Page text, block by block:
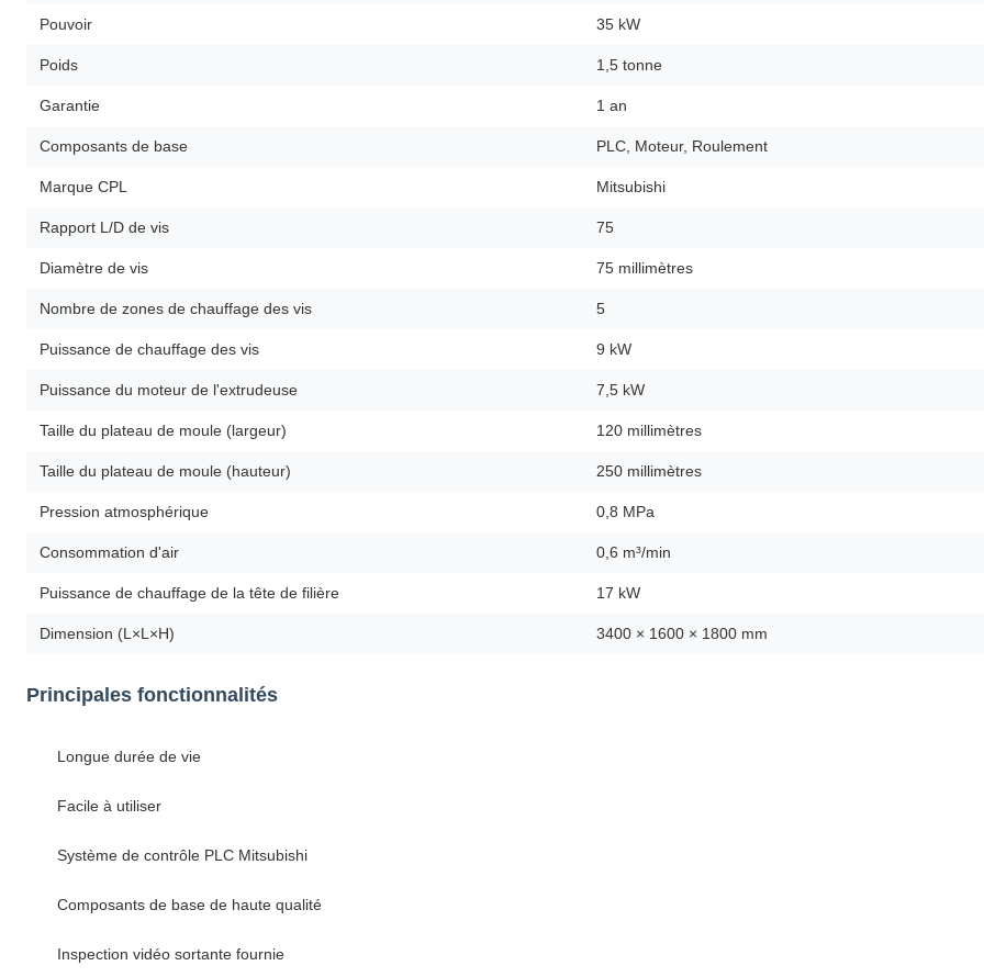
Pouvoir 35 kW
Poids 1,5 tonne
Garantie 1 an
Composants de base PLC, Moteur, Roulement
Marque CPL Mitsubishi
Rapport L/D de vis 75
Diamètre de vis 75 millimètres
Nombre de zones de chauffage des vis 5
Puissance de chauffage des vis 9 kW
Puissance du moteur de l'extrudeuse 7,5 kW
Taille du plateau de moule (largeur) 120 millimètres
Taille du plateau de moule (hauteur) 250 millimètres
Pression atmosphérique 0,8 MPa
Consommation d'air 0,6 m³/min
Puissance de chauffage de la tête de filière 17 kW
Dimension (L×L×H) 3400 × 1600 × 1800 mm
Principales fonctionnalités
Longue durée de vie
Facile à utiliser
Système de contrôle PLC Mitsubishi
Composants de base de haute qualité
Inspection vidéo sortante fournie